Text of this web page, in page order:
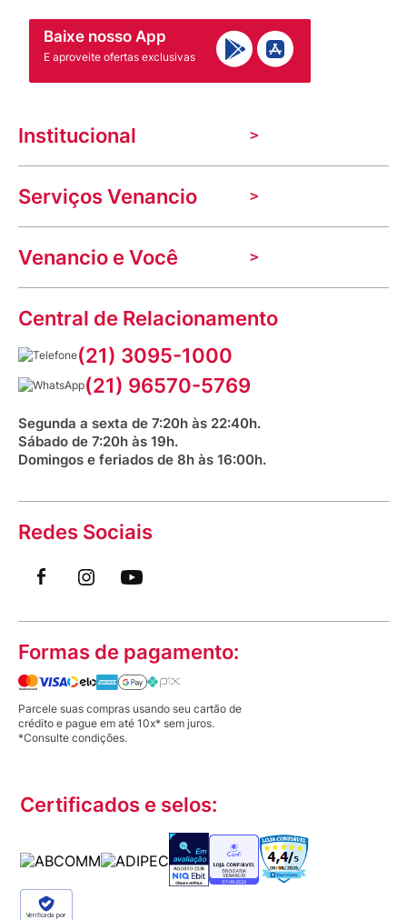
Baixe nosso App
E aproveite ofertas exclusivas
Institucional
A Venancio
Trabalhe Conosco
Nossas lojas
Indique seu imóvel
Aniversário Venancio 2025
Serviços Venancio
Troca e devolução
Mecânica de promoções
Dúvidas frequentes
Prazos e entregas
Bioimpedância Gratuita
Venancio e Você
VClube - Programa de fidelidade
Fale com o farmacêutico
Fale conosco
Saúde na praça
Central de Relacionamento
(21) 3095-1000
(21) 96570-5769
Segunda a sexta de 7:20h às 22:40h.
Sábado de 7:20h às 19h.
Domingos e feriados de 8h às 16:00h.
Redes Sociais
Formas de pagamento:
Parcele suas compras usando seu cartão de
crédito e pague em até 10x* sem juros.
*Consulte condições.
Certificados e selos:
Verificada por